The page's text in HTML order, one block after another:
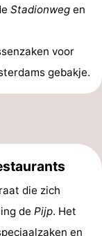
Stadionweg en
voor
gebakje.
die zich
de Pijp. Het
en